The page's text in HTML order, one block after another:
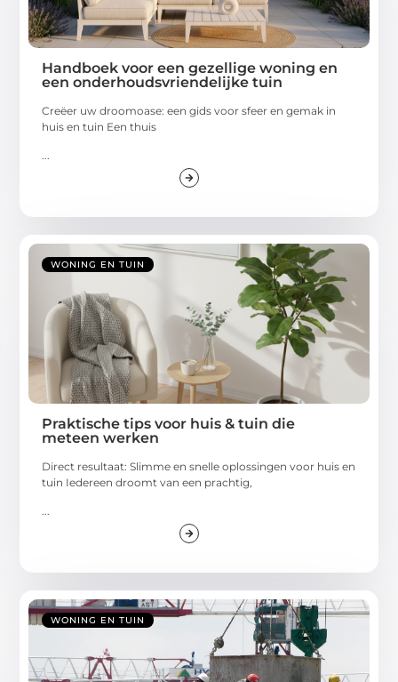
Handboek voor een gezellige woning en
een onderhoudsvriendelijke tuin
Creëer uw droomoase: een gids voor sfeer en gemak in
huis en tuin Een thuis
...
WONING EN TUIN
Praktische tips voor huis & tuin die
meteen werken
Direct resultaat: Slimme en snelle oplossingen voor huis en
tuin Iedereen droomt van een prachtig,
...
WONING EN TUIN